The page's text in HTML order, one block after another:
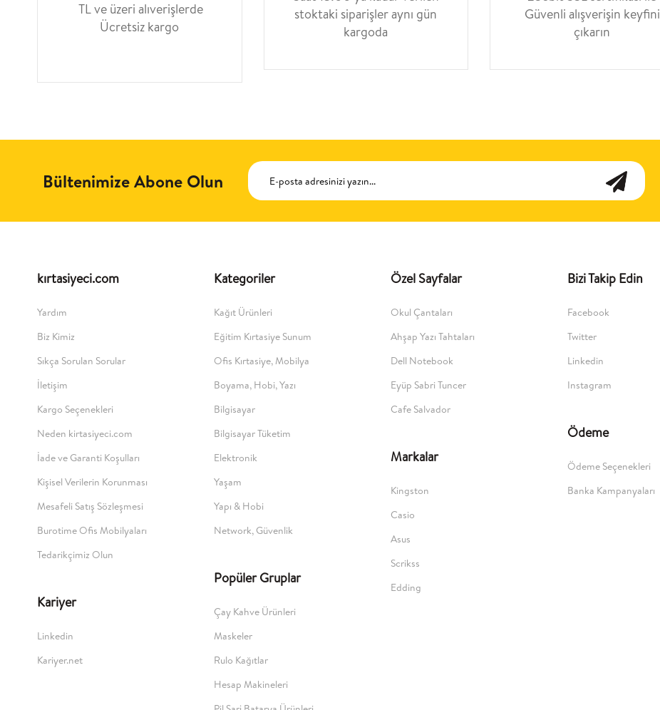
TL ve üzeri alıverişlerde
Ücretsiz kargo
stoktaki siparişler aynı gün
kargoda
Güvenli alışverişin keyfini
çıkarın
Bültenimize Abone Olun
kırtasiyeci.com
Yardım
Biz Kimiz
Sıkça Sorulan Sorular
İletişim
Kargo Seçenekleri
Neden kirtasiyeci.com
İade ve Garanti Koşulları
Kişisel Verilerin Korunması
Mesafeli Satış Sözleşmesi
Burotime Ofis Mobilyaları
Tedarikçimiz Olun
Kariyer
Linkedin
Kariyer.net
Kategoriler
Kağıt Ürünleri
Eğitim Kırtasiye Sunum
Ofis Kırtasiye, Mobilya
Boyama, Hobi, Yazı
Bilgisayar
Bilgisayar Tüketim
Elektronik
Yaşam
Yapı & Hobi
Network, Güvenlik
Popüler Gruplar
Çay Kahve Ürünleri
Maskeler
Rulo Kağıtlar
Hesap Makineleri
Özel Sayfalar
Okul Çantaları
Ahşap Yazı Tahtaları
Dell Notebook
Eyüp Sabri Tuncer
Cafe Salvador
Markalar
Kingston
Casio
Asus
Scrikss
Edding
Bizi Takip Edin
Facebook
Twitter
Linkedin
Instagram
Ödeme
Ödeme Seçenekleri
Banka Kampanyaları